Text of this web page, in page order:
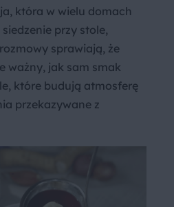
która w wielu domach
przy stole,
sprawiają, że
ważny, jak sam smak
które budują atmosferę
przekazywane z